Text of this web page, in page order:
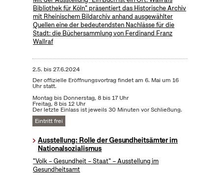
Bibliothek für Köln" präsentiert das Historische Archiv
mit Rheinischem Bildarchiv anhand ausgewählter
Quellen eine der bedeutendsten Nachlässe für die
Stadt: die Büchersammlung von Ferdinand Franz
Wallraf
2.5. bis27.6.2024
Der offizielle Eröffnungsvortrag findet am 6. Mai um 16
Uhr statt.
Montag bis Donnerstag, 8 bis 17 Uhr
Freitag, 8 bis 12 Uhr
Der letzte Einlass ist jeweils 30 Minuten vor Schließung.
Eintritt frei
Ausstellung: Rolle der Gesundheitsämter im
Nationalsozialismus
"Volk – Gesundheit – Staat" – Ausstellung im
Gesundheitsamt